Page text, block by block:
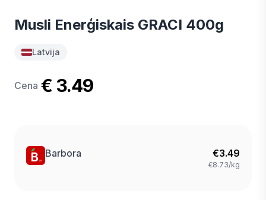
Musli Enerģiskais GRACI 400g
Latvija
Cena € 3.49
Barbora €3.49
€8.73/kg